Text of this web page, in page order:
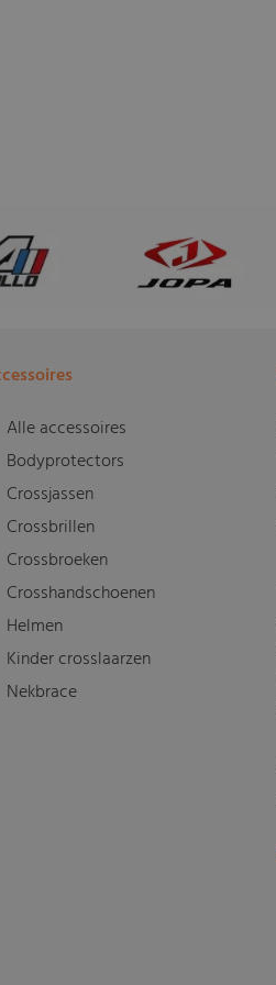
Alle accessoires
Bodyprotectors
Crossjassen
Crossbrillen
Crossbroeken
Crosshandschoenen
Helmen
Kinder crosslaarzen
Nekbrace